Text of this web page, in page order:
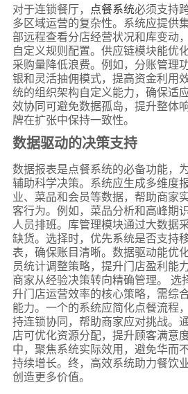
对于连锁餐厅， 点餐系统必须支持
多区域运营的复杂性。系统应提供
部远程查看分店经营状况和库变动
自定义规则配置。供应链模块能优
采购量降低浪费。例如，分账管理
银和灵活抽佣模式，提高资金利用
统的组织架构自定义能力，确保适
效协同可避免数据孤岛，提升整体
牌在扩张中保持一致性。
数据驱动的决策支持
数据报表是点餐系统的必备功能，
辅助科学决策。系统应生成多维度
业、菜品和会员等数据，帮助商家
客行为。例如，菜品分析和高峰期
人员排班。库管理模块通过大数据
缺货。选择时，优先系统是否支持
表，确保账目清晰。数据驱动能优
员统计调整策略，提升门店盈利能
商家从经验决策转向精确管理。 选
升门店运营效率的核心策略，需综
能力。一个的系统应简化点餐流程
持连锁协同，帮助商家应对挑战。
店可优化资源分配，提升顾客满意
中，聚焦系统实际效用，避免华而
持续增长。终，高效系统助力餐饮
创造更多价值。